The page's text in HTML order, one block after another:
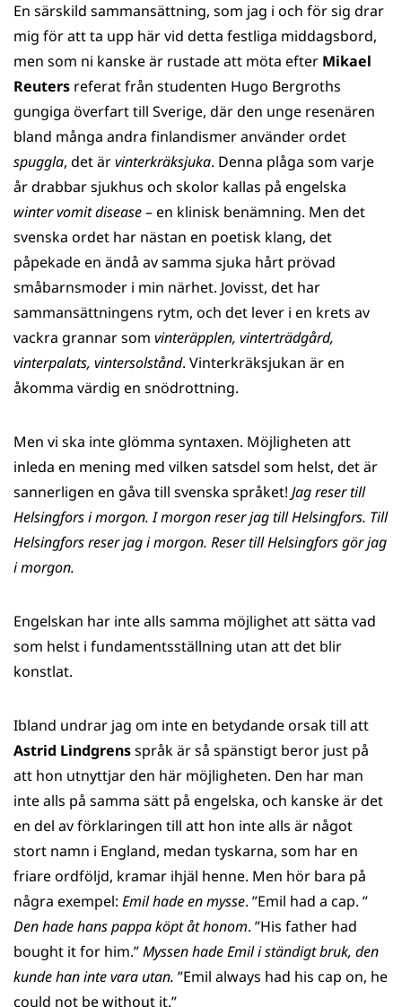
En särskild sammansättning, som jag i och för sig drar
mig för att ta upp här vid detta festliga middagsbord,
men som ni kanske är rustade att möta efter Mikael
Reuters referat från studenten Hugo Bergroths
gungiga överfart till Sverige, där den unge resenären
bland många andra finlandismer använder ordet
spuggla, det ärvinterkräksjuka. Denna plåga som varje
år drabbar sjukhus och skolor kallas på engelska
winter vomit disease– en klinisk benämning. Men det
svenska ordet har nästan en poetisk klang, det
påpekade en ändå av samma sjuka hårt prövad
småbarnsmoder i min närhet. Jovisst, det har
sammansättningens rytm, och det lever i en krets av
vackra grannar som vinteräpplen, vinterträdgård,
vinterpalats, vintersolstånd. Vinterkräksjukan är en
åkomma värdig en snödrottning.
Men vi ska inte glömma syntaxen. Möjligheten att
inleda en mening med vilken satsdel som helst, det är
sannerligen en gåva till svenska språket! Jag reser till
Helsingfors i morgon. I morgon reser jag till Helsingfors. Till
Helsingfors reser jag i morgon. Reser till Helsingfors gör jag
i morgon.
Engelskan har inte alls samma möjlighet att sätta vad
som helst i fundamentsställning utan att det blir
konstlat.
Ibland undrar jag om inte en betydande orsak till att
Astrid Lindgrensspråk är så spänstigt beror just på
att hon utnyttjar den här möjligheten. Den har man
inte alls på samma sätt på engelska, och kanske är det
en del av förklaringen till att hon inte alls är något
stort namn i England, medan tyskarna, som har en
friare ordföljd, kramar ihjäl henne. Men hör bara på
några exempel: Emil hade en mysse. ”Emil had a cap. ”
Den hade hans pappa köpt åt honom. ”His father had
bought it for him.”Myssen hade Emil i ständigt bruk, den
kunde han inte vara utan. ”Emil always had his cap on, he
could not be without it.”